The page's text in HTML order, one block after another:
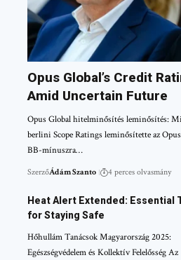
Opus Global’s Credit
Amid Uncertain Future
Opus Global hitelminősítés leminősítés:
berlini Scope Ratings leminősítette az
BB-mínuszra…
SzerzőÁdám Szanto 4 perces olvasmány
Heat Alert Extended: Essential
for Staying Safe
Hőhullám Tanácsok Magyarország 2025:
Egészségvédelem és Kollektív Felelősség Az